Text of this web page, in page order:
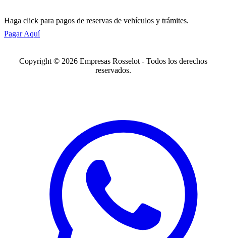
Haga click para pagos de reservas de vehículos y trámites.
Pagar Aquí
Copyright © 2026 Empresas Rosselot - Todos los derechos
reservados.